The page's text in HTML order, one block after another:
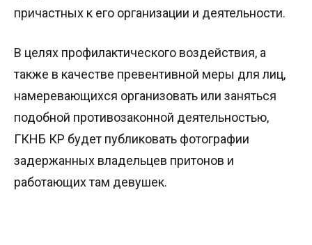
причастных к его организации и деятельности.
В целях профилактического воздействия, а
также в качестве превентивной меры для лиц,
намеревающихся организовать или заняться
подобной противозаконной деятельностью,
ГКНБ КР будет публиковать фотографии
задержанных владельцев притонов и
работающих там девушек.